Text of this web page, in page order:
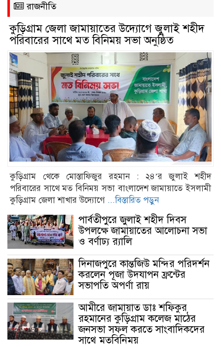
রাজনীতি
কুড়িগ্রাম জেলা জামায়াতের উদ্যোগে জুলাই শহীদ
পরিবারের সাথে মত বিনিময় সভা অনুষ্ঠিত
কুড়িগ্রাম থেকে মোস্তাফিজুর রহমান : ২৪’র জুলাই শহীদ
পরিবারের সাথে মত বিনিময় সভা বাংলাদেশ জামায়াতে ইসলামী
কুড়িগ্রাম জেলা শাখার উদ্যোগে ...বিস্তারিত পড়ুন
পার্বতীপুরে জুলাই শহীদ দিবস
উপলক্ষে জামায়াতের আলোচনা সভা
ও বর্ণাঢ্য র‍্যালি
দিনাজপুরে কান্তজিউ মন্দির পরিদর্শন
করলেন পূজা উদযাপন ফ্রন্টের
সভাপতি অপর্ণা রায়
আমীরে জামায়াত ডাঃ শফিকুর
রহমানের কুড়িগ্রাম কলেজ মাঠের
জনসভা সফল করতে সাংবাদিকদের
সাথে মতবিনিময়